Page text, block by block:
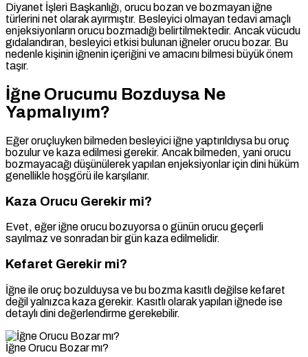
Diyanet İşleri Başkanlığı, orucu bozan ve bozmayan iğne
türlerini net olarak ayırmıştır. Besleyici olmayan tedavi amaçlı
enjeksiyonların orucu bozmadığı belirtilmektedir. Ancak vücudu
gıdalandıran, besleyici etkisi bulunan iğneler orucu bozar. Bu
nedenle kişinin iğnenin içeriğini ve amacını bilmesi büyük önem
taşır.
İğne Orucumu Bozduysa Ne
Yapmalıyım?
Eğer oruçluyken bilmeden besleyici iğne yaptırıldıysa bu oruç
bozulur ve kaza edilmesi gerekir. Ancak bilmeden, yani orucu
bozmayacağı düşünülerek yapılan enjeksiyonlar için dini hüküm
genellikle hoşgörü ile karşılanır.
Kaza Orucu Gerekir mi?
Evet, eğer iğne orucu bozuyorsa o günün orucu geçerli
sayılmaz ve sonradan bir gün kaza edilmelidir.
Kefaret Gerekir mi?
İğne ile oruç bozulduysa ve bu bozma kasıtlı değilse kefaret
değil yalnızca kaza gerekir. Kasıtlı olarak yapılan iğnede ise
detaylı dini değerlendirme gerekebilir.
İğne Orucu Bozar mı?